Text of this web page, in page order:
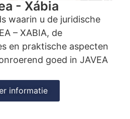
- Xábia
waarin u de juridische
– XABIA, de
en praktische aspecten
goed in JAVEA
informatie